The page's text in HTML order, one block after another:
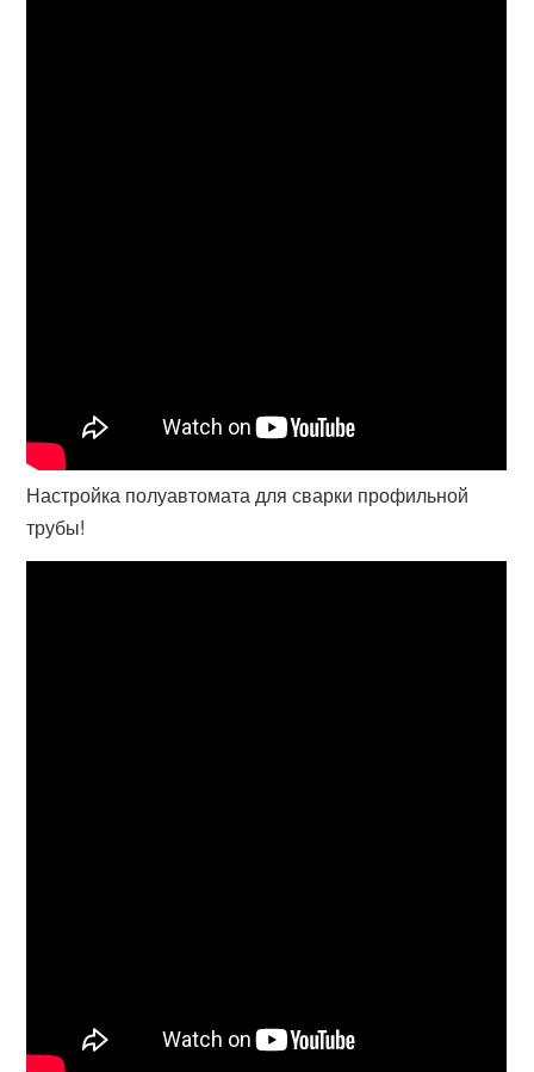
Настройка полуавтомата для сварки профильной
трубы!